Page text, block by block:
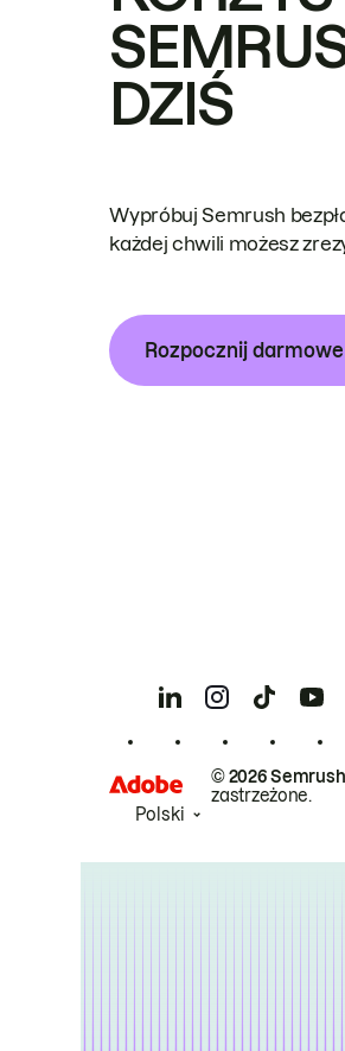
DZIŚ
Wypróbuj Semrush
każdej chwili możesz
Rozpocznij
© 2026
zastrzeżone.
Polski